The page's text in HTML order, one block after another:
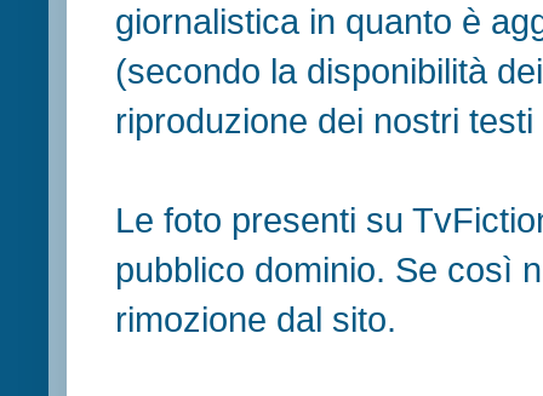
giornalistica in quanto è
(secondo la disponibilità
riproduzione dei nostri
Le foto presenti su
pubblico dominio. Se così
rimozione dal sito.